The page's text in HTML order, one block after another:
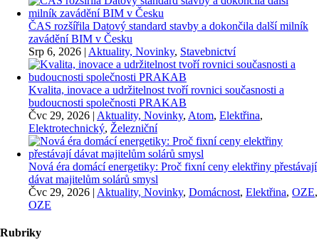
ČAS rozšířila Datový standard stavby a dokončila další milník
zavádění BIM v Česku
Srp 6, 2026 | Aktuality, Novinky, Stavebnictví
Kvalita, inovace a udržitelnost tvoří rovnici současnosti a
budoucnosti společnosti PRAKAB
Čvc 29, 2026 | Aktuality, Novinky, Atom, Elektřina,
Elektrotechnický, Železniční
Nová éra domácí energetiky: Proč fixní ceny elektřiny přestávají
dávat majitelům solárů smysl
Čvc 29, 2026 | Aktuality, Novinky, Domácnost, Elektřina, OZE,
OZE
Rubriky